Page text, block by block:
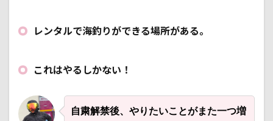
レンタルで海釣りができる場所がある。
これはやるしかない！
自粛解禁後、やりたいことがまた一つ増